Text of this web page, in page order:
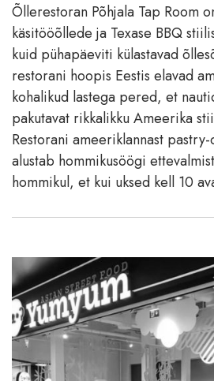
Õllerestoran Põhjala Tap Room
käsitööõllede ja Texase BBQ
kuid pühapäeviti külastavad
restorani hoopis Eestis elavad
kohalikud lastega pered, et
pakutavat rikkalikku Ameerika
Restorani ameeriklannast
alustab hommikusöögi
hommikul, et kui uksed kell 10